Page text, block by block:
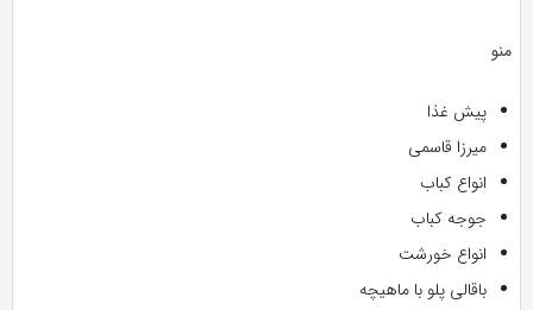
منو
پیش غذا
میرزا قاسمی
انواع کباب
جوجه کباب
انواع خورشت
باقالی پلو با ماهیچه